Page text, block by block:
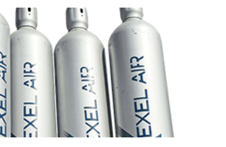
garantizado
contamos con cilindros
suficientes para atender al mercado.